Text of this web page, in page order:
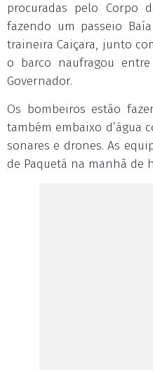
procuradas pelo Corpo
fazendo um passeio
traineira Caiçara, junto
o barco naufragou
Governador.
Os bombeiros estão
também embaixo d’água
sonares e drones. As
de Paquetá na manhã de